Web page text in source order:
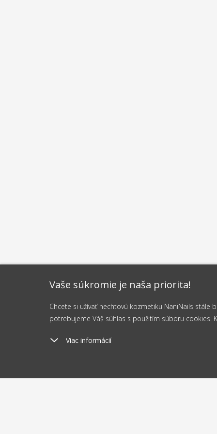
Vaše súkromie je naša priorita!
Chcete si užívať nechtovú kozmetiku NaniNails stále
potrebujeme Váš súhlas s použitím súboru cookies.
Viac informácií